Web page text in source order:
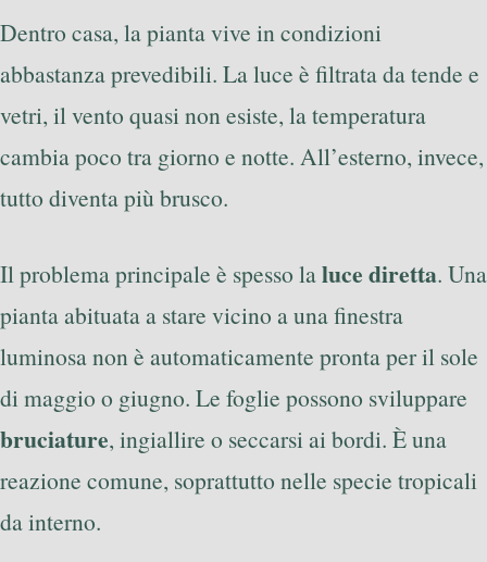
Dentro casa, la pianta vive in condizioni
abbastanza prevedibili. La luce è filtrata da tende e
vetri, il vento quasi non esiste, la temperatura
cambia poco tra giorno e notte. All’esterno, invece,
tutto diventa più brusco.
Il problema principale è spesso laluce diretta. Una
pianta abituata a stare vicino a una finestra
luminosa non è automaticamente pronta per il sole
di maggio o giugno. Le foglie possono sviluppare
bruciature, ingiallire o seccarsi ai bordi. È una
reazione comune, soprattutto nelle specie tropicali
da interno.